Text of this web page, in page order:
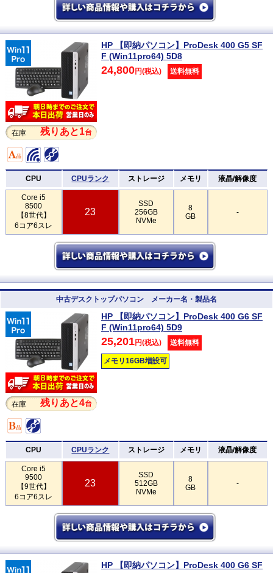
在庫 残りあと1台
HP 【即納パソコン】ProDesk 400 G5 SF
F (Win11pro64) 5D8
24,800円(税込) 送料無料
CPU CPUランク ストレージ メモリ 液晶/解像度
Core i5
8500
【8世代】
6コア6スレ
23
SSD
256GB
NVMe
8
GB
-
中古デスクトップパソコン メーカー名・製品名
在庫 残りあと4台
HP 【即納パソコン】ProDesk 400 G6 SF
F (Win11pro64) 5D9
25,201円(税込) 送料無料
メモリ16GB増設可
CPU CPUランク ストレージ メモリ 液晶/解像度
Core i5
9500
【9世代】
6コア6スレ
23
SSD
512GB
NVMe
8
GB
-
HP 【即納パソコン】ProDesk 400 G6 SF